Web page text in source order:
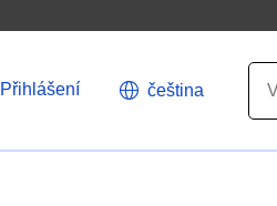
Přihlášení čeština